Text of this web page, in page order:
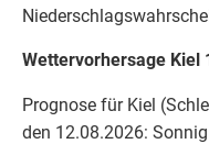
Wettervorhersage Kiel
Prognose für Kiel
den 12.08.2026: